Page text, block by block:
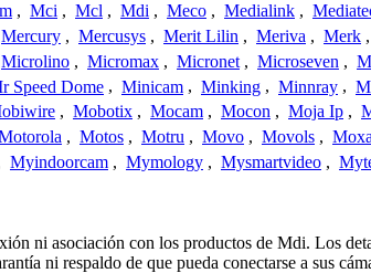
, Mci , Mcl , Mdi , Meco , Medialink ,
Mercury , Mercusys , Merit Lilin , Meriva , Merk ,
Microlino , Micromax , Micronet , Microseven ,
Speed Dome , Minicam , Minking , Minnray ,
, Mobotix , Mocam , Mocon , Moja Ip ,
, Motos , Motru , Movo , Movols , Moxa
Myindoorcam , Mymology , Mysmartvideo ,
ni asociación con los productos de Mdi. Los
ni respaldo de que pueda conectarse a sus